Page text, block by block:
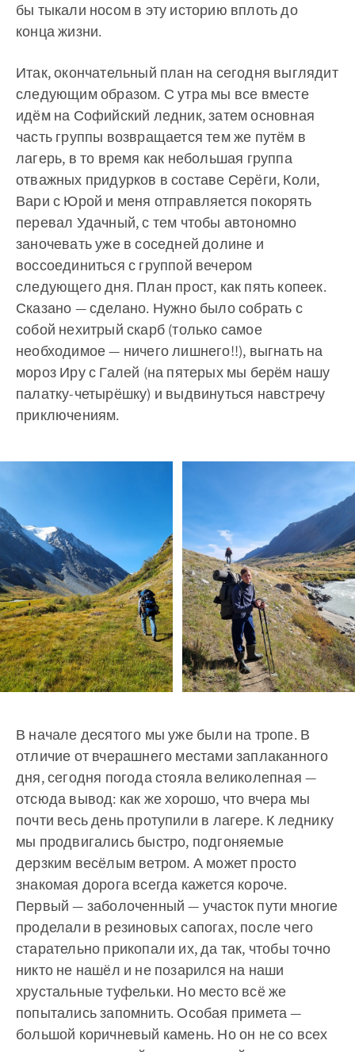
бы тыкали носом в эту историю вплоть до
конца жизни.
Итак, окончательный план на сегодня выглядит
следующим образом. С утра мы все вместе
идём на Софийский ледник, затем основная
часть группы возвращается тем же путём в
лагерь, в то время как небольшая группа
отважных придурков в составе Серёги, Коли,
Вари с Юрой и меня отправляется покорять
перевал Удачный, с тем чтобы автономно
заночевать уже в соседней долине и
воссоединиться с группой вечером
следующего дня. План прост, как пять копеек.
Сказано — сделано. Нужно было собрать с
собой нехитрый скарб (только самое
необходимое — ничего лишнего!!), выгнать на
мороз Иру с Галей (на пятерых мы берём нашу
палатку-четырёшку) и выдвинуться навстречу
приключениям.
В начале десятого мы уже были на тропе. В
отличие от вчерашнего местами заплаканного
дня, сегодня погода стояла великолепная —
отсюда вывод: как же хорошо, что вчера мы
почти весь день протупили в лагере. К леднику
мы продвигались быстро, подгоняемые
дерзким весёлым ветром. А может просто
знакомая дорога всегда кажется короче.
Первый — заболоченный — участок пути многие
проделали в резиновых сапогах, после чего
старательно прикопали их, да так, чтобы точно
никто не нашёл и не позарился на наши
хрустальные туфельки. Но место всё же
попытались запомнить. Особая примета —
большой коричневый камень. Но он не со всех